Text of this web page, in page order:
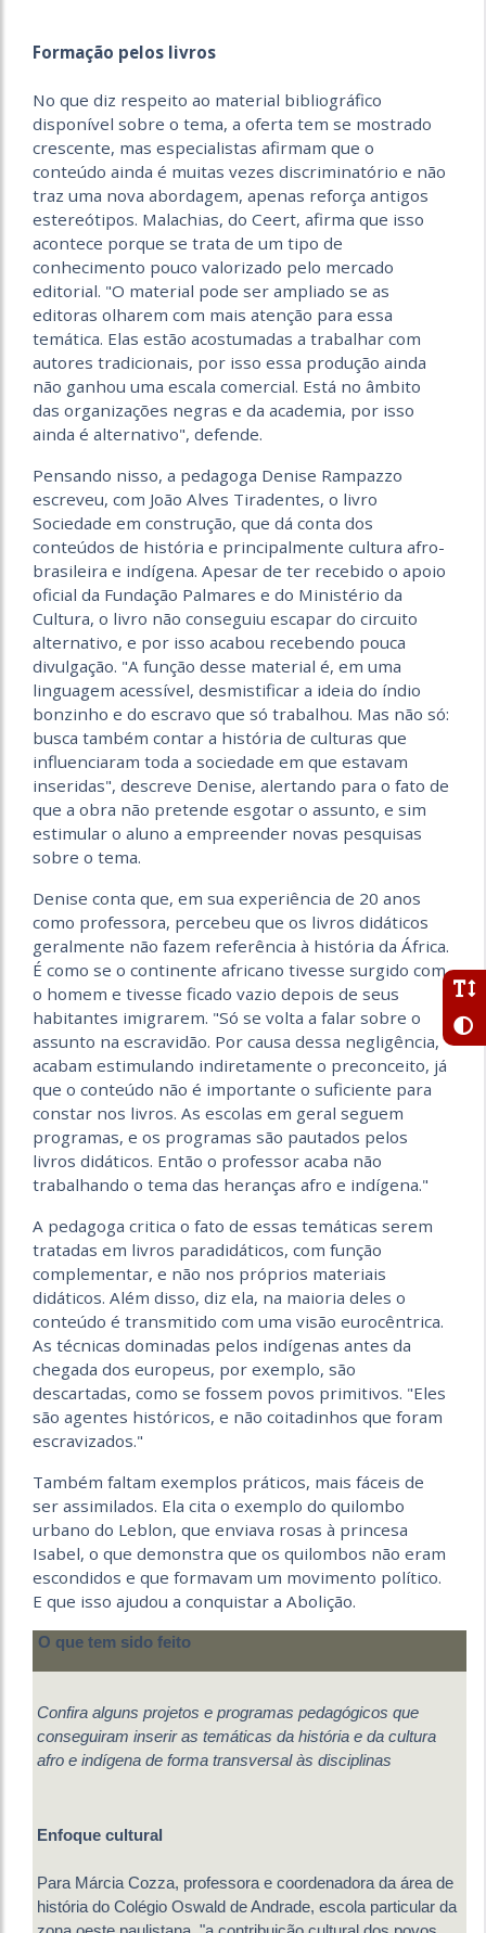
Formação pelos livros
No que diz respeito ao material bibliográfico
disponível sobre o tema, a oferta tem se mostrado
crescente, mas especialistas afirmam que o
conteúdo ainda é muitas vezes discriminatório e não
traz uma nova abordagem, apenas reforça antigos
estereótipos. Malachias, do Ceert, afirma que isso
acontece porque se trata de um tipo de
conhecimento pouco valorizado pelo mercado
editorial. "O material pode ser ampliado se as
editoras olharem com mais atenção para essa
temática. Elas estão acostumadas a trabalhar com
autores tradicionais, por isso essa produção ainda
não ganhou uma escala comercial. Está no âmbito
das organizações negras e da academia, por isso
ainda é alternativo", defende.
Pensando nisso, a pedagoga Denise Rampazzo
escreveu, com João Alves Tiradentes, o livro
Sociedade em construção, que dá conta dos
conteúdos de história e principalmente cultura afro-
brasileira e indígena. Apesar de ter recebido o apoio
oficial da Fundação Palmares e do Ministério da
Cultura, o livro não conseguiu escapar do circuito
alternativo, e por isso acabou recebendo pouca
divulgação. "A função desse material é, em uma
linguagem acessível, desmistificar a ideia do índio
bonzinho e do escravo que só trabalhou. Mas não só:
busca também contar a história de culturas que
influenciaram toda a sociedade em que estavam
inseridas", descreve Denise, alertando para o fato de
que a obra não pretende esgotar o assunto, e sim
estimular o aluno a empreender novas pesquisas
sobre o tema.
Denise conta que, em sua experiência de 20 anos
como professora, percebeu que os livros didáticos
geralmente não fazem referência à história da África.
É como se o continente africano tivesse surgido com
o homem e tivesse ficado vazio depois de seus
habitantes imigrarem. "Só se volta a falar sobre o
assunto na escravidão. Por causa dessa negligência,
acabam estimulando indiretamente o preconceito, já
que o conteúdo não é importante o suficiente para
constar nos livros. As escolas em geral seguem
programas, e os programas são pautados pelos
livros didáticos. Então o professor acaba não
trabalhando o tema das heranças afro e indígena."
A pedagoga critica o fato de essas temáticas serem
tratadas em livros paradidáticos, com função
complementar, e não nos próprios materiais
didáticos. Além disso, diz ela, na maioria deles o
conteúdo é transmitido com uma visão eurocêntrica.
As técnicas dominadas pelos indígenas antes da
chegada dos europeus, por exemplo, são
descartadas, como se fossem povos primitivos. "Eles
são agentes históricos, e não coitadinhos que foram
escravizados."
Também faltam exemplos práticos, mais fáceis de
ser assimilados. Ela cita o exemplo do quilombo
urbano do Leblon, que enviava rosas à princesa
Isabel, o que demonstra que os quilombos não eram
escondidos e que formavam um movimento político.
E que isso ajudou a conquistar a Abolição.
O que tem sido feito
Confira alguns projetos e programas pedagógicos que
conseguiram inserir as temáticas da história e da cultura
afro e indígena de forma transversal às disciplinas
Enfoque cultural
Para Márcia Cozza, professora e coordenadora da área de
história do Colégio Oswald de Andrade, escola particular da